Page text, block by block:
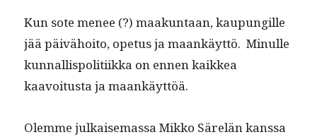
Kun sote menee (?) maakun­taan, kaupungille
jää päivähoito, ope­tus ja maankäyt­tö. Min­ulle
kun­nal­lispoli­ti­ik­ka on ennen kaikkea
kaavoitus­ta ja maankäyttöä.
Olemme julkaise­mas­sa Mikko Särelän kanssa